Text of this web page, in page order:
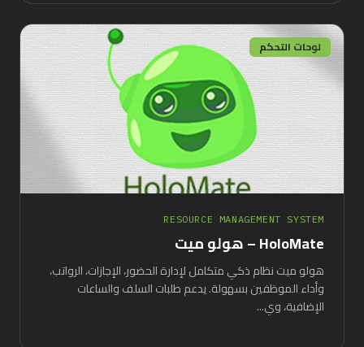
لوحات التحكم
RESOURCE MANAGEMENT SYSTEM
HoloMate – هولو ميت
هولو ميت نظام ذكي متكامل لإدارة الحضور، الإجازات، الرواتب،
وأداء الموظفين بسهولة. يدعم طلبات السلف والساعات
الإضافية، وي...